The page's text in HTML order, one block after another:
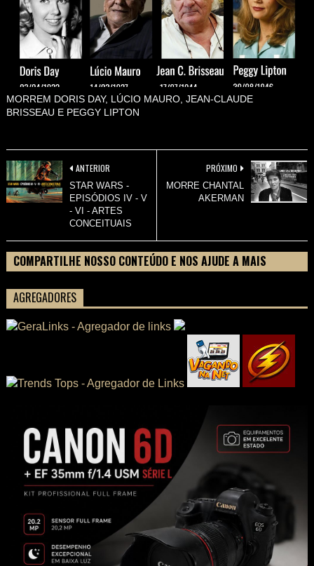
MORREM DORIS DAY, LÚCIO MAURO, JEAN-CLAUDE
BRISSEAU E PEGGY LIPTON
PRÓXIMO
MORRE CHANTAL
AKERMAN
ANTERIOR
STAR WARS -
EPISÓDIOS IV - V
- VI - ARTES
CONCEITUAIS
COMPARTILHE NOSSO CONTEÚDO E NOS AJUDE A MAIS
AGREGADORES